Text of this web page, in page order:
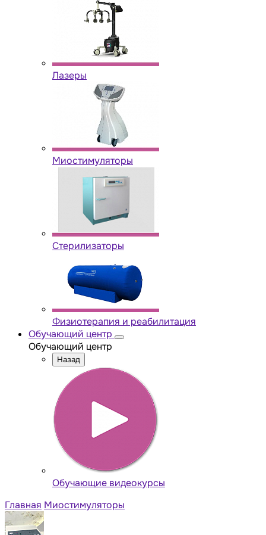
Лазеры
Миостимуляторы
Стерилизаторы
Физиотерапия и реабилитация
Обучающий центр
Обучающий центр
Назад
Обучающие видеокурсы
Главная Миостимуляторы